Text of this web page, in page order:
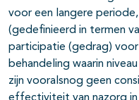
voor een langere
(gedefinieerd in termen
participatie (gedrag)
behandeling waarin
zijn vooralsnog geen